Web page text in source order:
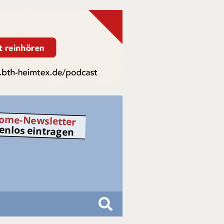
Newsletter
eintragen
S